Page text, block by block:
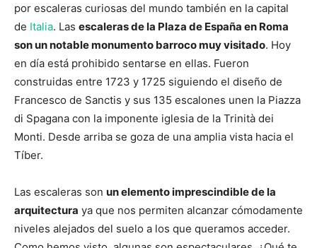
por escaleras curiosas del mundo también en la capital
de Italia. Las escaleras de la Plaza de España en Roma
son un notable monumento barroco muy visitado. Hoy
en día está prohibido sentarse en ellas. Fueron
construidas entre 1723 y 1725 siguiendo el diseño de
Francesco de Sanctis y sus 135 escalones unen la Piazza
di Spagana con la imponente iglesia de la Trinità dei
Monti. Desde arriba se goza de una amplia vista hacia el
Tíber.
Las escaleras son un elemento imprescindible de la
arquitectura ya que nos permiten alcanzar cómodamente
niveles alejados del suelo a los que queramos acceder.